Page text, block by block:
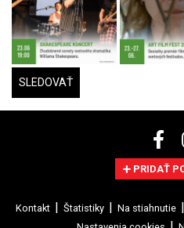
SLEDOVAŤ
PRIDAŤ
Kontakt Štatistiky Na stiahnutie